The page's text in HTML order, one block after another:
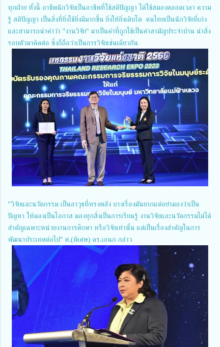
ทุกฝ่าย ทั้งนี้ อาชีพนักวิจัยเป็นอาชีพที่ใช้สติปัญญา ได้ใช้สมองตลอดเวลา ความ
รู้ สติปัญญา เป็นสิ่งที่ยิ่งใช้ยิ่งมีมากขึ้น ยิ่งให้ยิ่งเติบโต คนไทยเป็นนักวิจัยที่เก่ง
และสามารถนำคำว่า "งานวิจัย" มาเป็นคำที่ถูกใช้เป็นคำสามัญประจำบ้าน นำสิ่ง
รอบตัวมาคิดต่อ ซึ่งก็ถือว่าเป็นการวิจัยเช่นเดียวกัน
"วิจัยและนวัตกรรม เป็นอาวุธที่ทรงพลัง บางเรื่องมันยากแต่อย่ามองว่าเป็น
ปัญหา ให้มองเป็นโอกาส มองทุกสิ่งเป็นการเรียนรู้ งานวิจัยและนวัตกรรมไม่ได้
สำคัญเฉพาะหน่วยงานการศึกษา หรือวิจัยเท่านั้น แต่เป็นเรื่องสำคัญในการ
พัฒนาประเทศต่อไป" ศ.(พิเศษ) ดร.เอนก กล่าว